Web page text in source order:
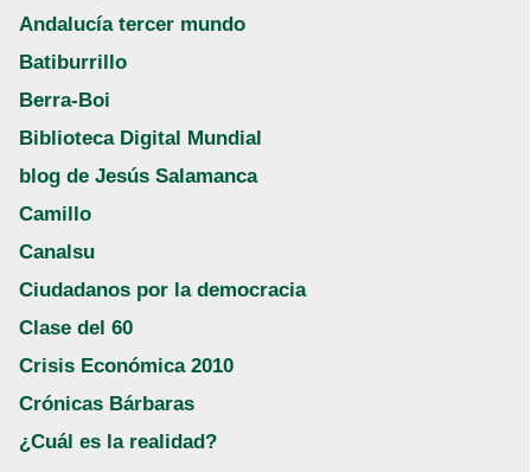
Andalucía tercer mundo
Batiburrillo
Berra-Boi
Biblioteca Digital Mundial
blog de Jesús Salamanca
Camillo
Canalsu
Ciudadanos por la democracia
Clase del 60
Crisis Económica 2010
Crónicas Bárbaras
¿Cuál es la realidad?